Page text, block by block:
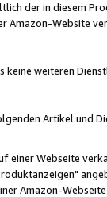
der in diesem
Amazon-Website
keine weiteren
Artikel und
einer Webseite
Amazon-